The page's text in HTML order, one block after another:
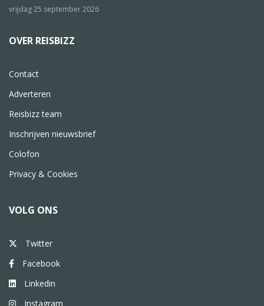
vrijdag 25 september 2026
OVER REISBIZZ
Contact
Adverteren
Reisbizz team
Inschrijven nieuwsbrief
Colofon
Privacy & Cookies
VOLG ONS
Twitter
Facebook
Linkedin
Instagram